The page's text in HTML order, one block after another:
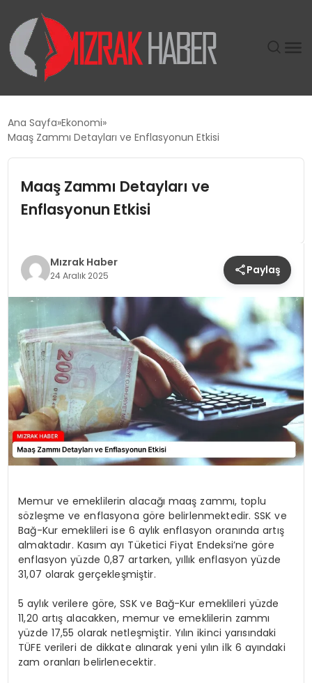
DÜNYA
EKONOMI
SPOR
TEKNOLOJI
YAŞAM
Ana Sayfa Ekonomi
Maaş Zammı Detayları ve Enflasyonun Etkisi
Maaş Zammı Detayları ve
Enflasyonun Etkisi
Mızrak Haber
24 Aralık 2025 Paylaş
Memur ve emeklilerin alacağı maaş zammı, toplu
sözleşme ve enflasyona göre belirlenmektedir. SSK ve
Bağ-Kur emeklileri ise 6 aylık enflasyon oranında artış
almaktadır. Kasım ayı Tüketici Fiyat Endeksi’ne göre
enflasyon yüzde 0,87 artarken, yıllık enflasyon yüzde
31,07 olarak gerçekleşmiştir.
5 aylık verilere göre, SSK ve Bağ-Kur emeklileri yüzde
11,20 artış alacakken, memur ve emeklilerin zammı
yüzde 17,55 olarak netleşmiştir. Yılın ikinci yarısındaki
TÜFE verileri de dikkate alınarak yeni yılın ilk 6 ayındaki
zam oranları belirlenecektir.